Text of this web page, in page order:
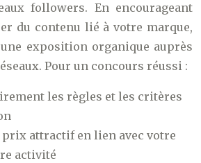
followers. En encourageant
du contenu lié à votre marque,
exposition organique auprès
Pour un concours réussi :
les règles et les critères
prix attractif en lien avec votre
activité